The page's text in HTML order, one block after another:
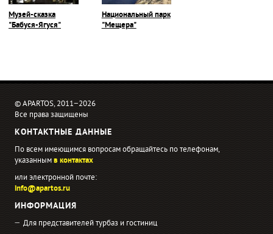
Музей-сказка
"Бабуся-Ягуся"
Национальный парк
"Мещера"
© APARTOS, 2011−2026
Все права защищены
КОНТАКТНЫЕ ДАННЫЕ
По всем имеющимся вопросам обращайтесь по телефонам,
указаннымв контактах
или электронной почте:
info@apartos.ru
ИНФОРМАЦИЯ
Для представителей турбаз и гостиниц